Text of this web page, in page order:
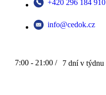
+420 296 184 910
info@cedok.cz
7:00 - 21:00 / 7 dní v týdnu